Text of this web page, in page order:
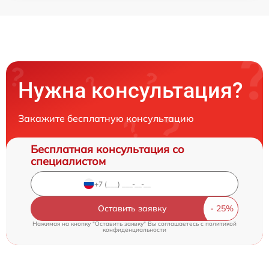
Нужна консультация?
Закажите бесплатную консультацию
Бесплатная консультация со
специалистом
Оставить заявку
Нажимая на кнопку "Оставить заявку" Вы соглашаетесь cполитикой
конфиденциальности